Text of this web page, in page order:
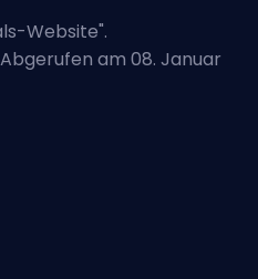
Website".
am 08. Januar